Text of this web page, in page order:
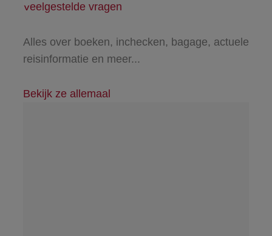
Veelgestelde vragen
Alles over boeken, inchecken, bagage, actuele
reisinformatie en meer...
Bekijk ze allemaal